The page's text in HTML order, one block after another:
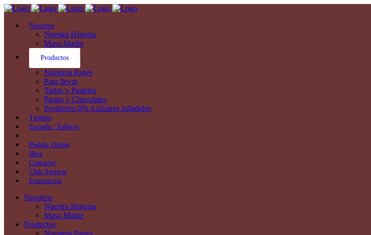
Nosotros
Nuestra Historia
Masa Madre
Productos
Nuestros Panes
Para llevar
Tartas y Pasteles
Pastas y Chocolates
Productos 0% Azúcares Añadidos
Tiendas
Escuela / Talleres
Pedido Online
Blog
Contactar
Club Amigos
Franquicias
Nosotros
Nuestra Historia
Masa Madre
Productos
Nuestros Panes